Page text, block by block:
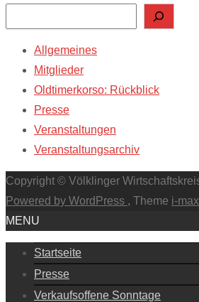
Allgemeines
Mitglieder
Oldtimerkorso: Rückblick
Presse
Veranstaltungen
Veranstaltungsarchiv
Copyright © Völklinger
Powered by WordPress , Theme i-max
MENU
Startseite
Presse
Verkaufsoffene Sonntage